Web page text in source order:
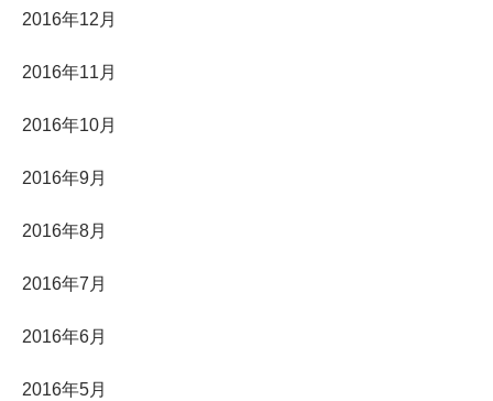
2016年12月
2016年11月
2016年10月
2016年9月
2016年8月
2016年7月
2016年6月
2016年5月